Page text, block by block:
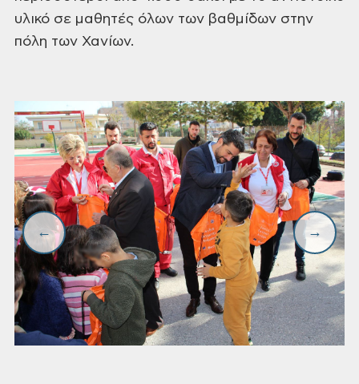
υλικό σε μαθητές όλων των βαθμίδων στην
πόλη των Χανίων.